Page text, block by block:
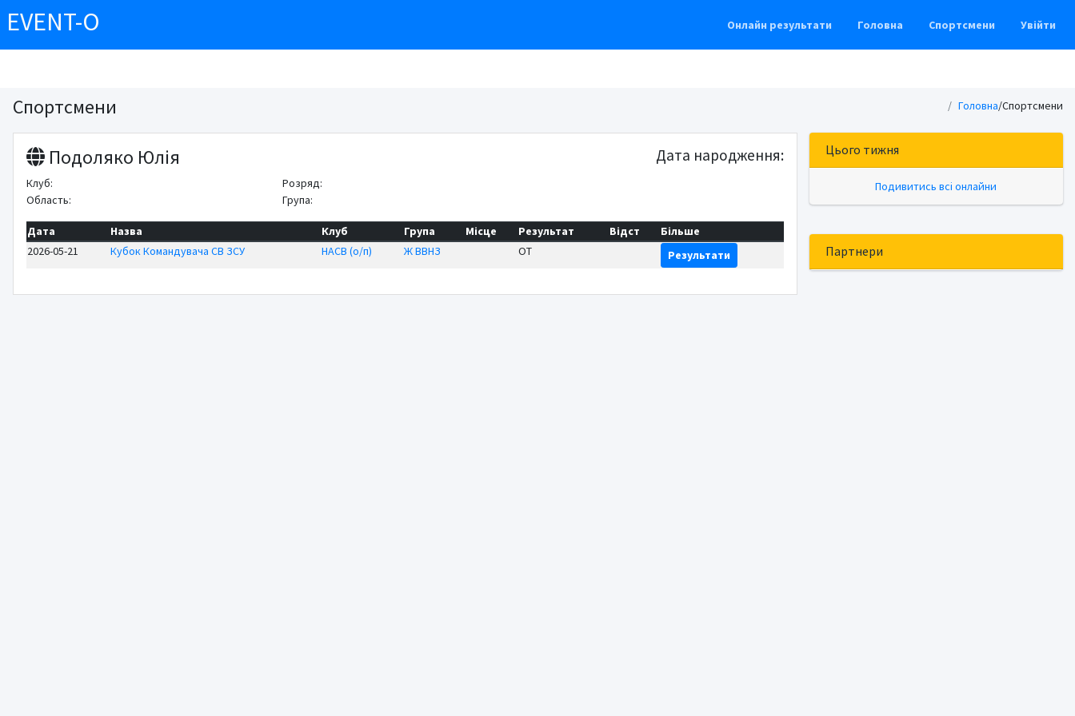
EVENT-O Онлайн результати Головна Спортсмени Увійти
Спортсмени Головна/Спортсмени
Подоляко Юлія Дата народження:
Клуб:
Область:
Розряд:
Група:
Дата Назва Клуб Група Місце Результат Відст
Більше
2026-05-21
Кубок Командувача СВ ЗСУ НАСВ (о/п) Ж ВВНЗ OT Результати
Цього тижня
Подивитись всі онлайни
Партнери